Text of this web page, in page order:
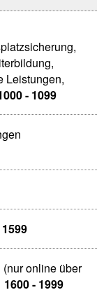
Leistungen,
- 1099
online über
1600 - 1999